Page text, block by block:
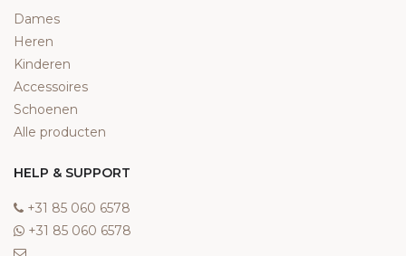
Dames
Heren
Kinderen
Accessoires
Schoenen
Alle producten
HELP & SUPPORT
‎+31 85 060 6578
‎+31 85 060 6578